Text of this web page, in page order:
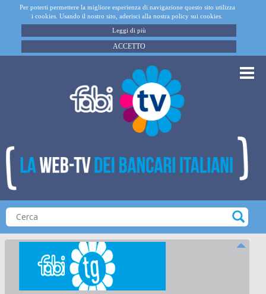
Per poterti permettere la migliore esperienza di navigazione questo sito utilizza
i cookies. Usando il nostro sito, aderisci alla nostra policy sui cookies.
Leggi di più
ACCETTO